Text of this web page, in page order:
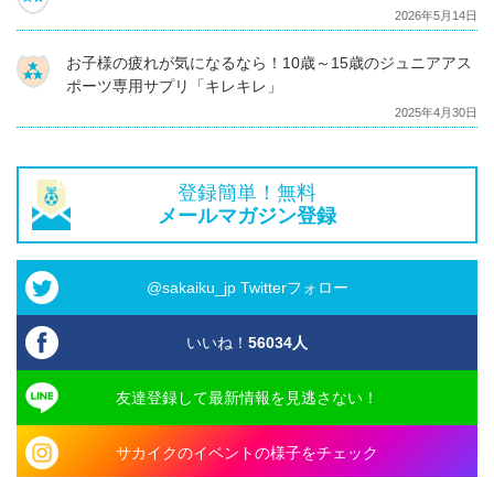
2026年5月14日
お子様の疲れが気になるなら！10歳～15歳のジュニアアス
ポーツ専用サプリ「キレキレ」
2025年4月30日
登録簡単！無料
メールマガジン登録
@sakaiku_jp Twitterフォロー
いいね！ 56034人
友達登録して最新情報を見逃さない！
サカイクのイベントの様子をチェック